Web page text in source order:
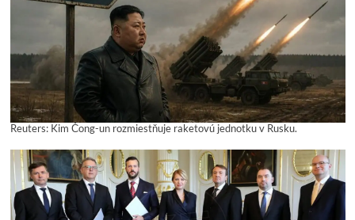
Reuters: Kim Čong-un rozmiestňuje raketovú jednotku v Rusku.